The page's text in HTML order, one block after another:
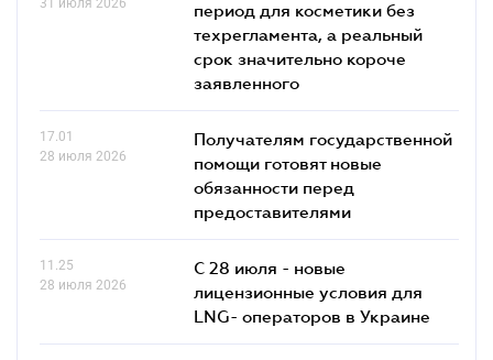
период для косметики без
техрегламента, а реальный
срок значительно короче
заявленного
17.01
28 июля 2026
Получателям государственной
помощи готовят новые
обязанности перед
предоставителями
11.25
28 июля 2026
С 28 июля - новые
лицензионные условия для
LNG- операторов в Украине